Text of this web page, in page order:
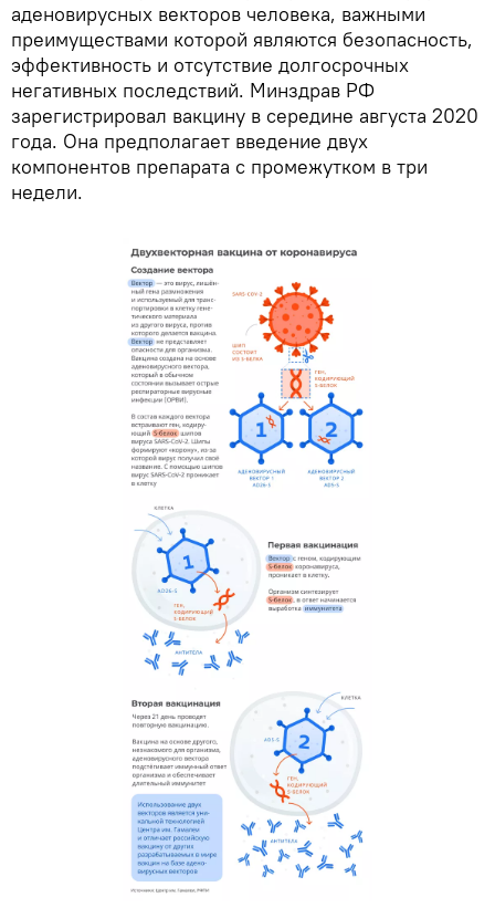
аденовирусных векторов человека, важными
преимуществами которой являются безопасность,
эффективность и отсутствие долгосрочных
негативных последствий. Минздрав РФ
зарегистрировал вакцину в середине августа 2020
года. Она предполагает введение двух
компонентов препарата с промежутком в три
недели.